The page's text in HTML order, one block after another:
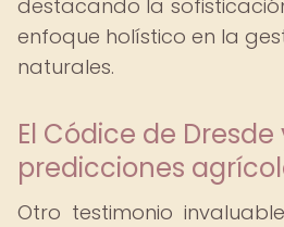
destacando la
enfoque holístico en la
naturales.
El Códice de Dresde
predicciones
Otro testimonio